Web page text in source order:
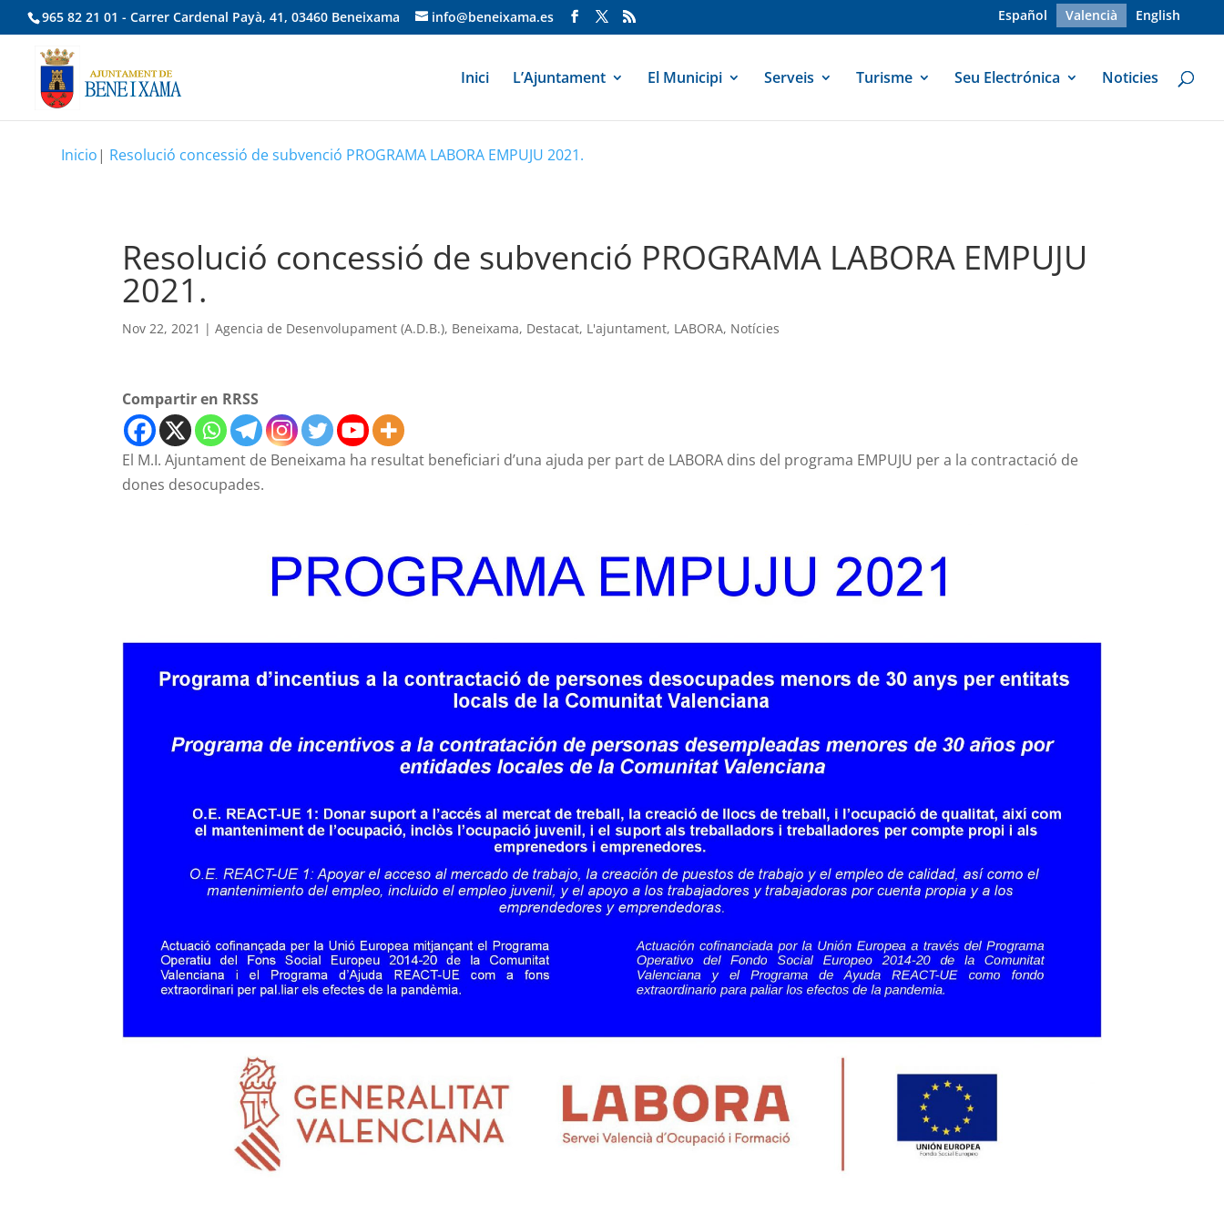
965 82 21 01 - Carrer Cardenal Payà, 41, 03460 Beneixama info@beneixama.es Español Valencià English
Inici L’Ajuntament El Municipi Serveis Turisme Seu Electrónica Noticies
Inicio| Resolució concessió de subvenció PROGRAMA LABORA EMPUJU 2021.
Resolució concessió de subvenció PROGRAMA LABORA EMPUJU
2021.
Nov 22, 2021 |Agencia de Desenvolupament (A.D.B.), Beneixama, Destacat, L'ajuntament, LABORA, Notícies
Compartir en RRSS
El M.I. Ajuntament de Beneixama ha resultat beneficiari d’una ajuda per part de LABORA dins del programa EMPUJU per a la contractació de
dones desocupades.